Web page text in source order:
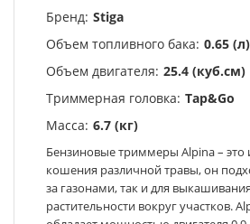
Бренд: Stiga
Объем топливного бака: 0.65 (л)
Объем двигателя: 25.4 (куб.см)
Триммерная головка: Tap&Go
Масса: 6.7 (кг)
Бензиновые триммеры Alpina – это
кошения различной травы, он
за газонами, так и для
растительности вокруг участков.